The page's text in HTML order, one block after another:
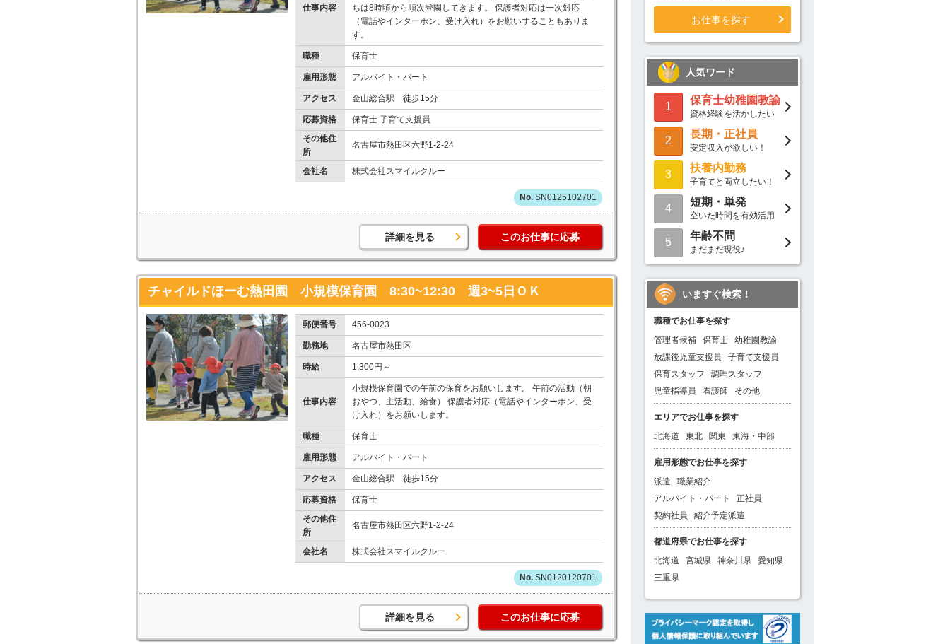
仕事内容
ちは8時頃から順次登園してきます。 保護者対応は一次対応
（電話やインターホン、受け入れ）をお願いすることもありま
す。
職種 保育士
雇用形態 アルバイト・パート
アクセス 金山総合駅 徒歩15分
応募資格
保育士 子育て支援員
その他住
所
名古屋市熱田区六野1-2-24
会社名 株式会社スマイルクルー
SN0125102701
詳細を見る このお仕事に応募
チャイルドほーむ熱田園 小規模保育園 8:30~12:30 週3~5日ＯＫ
郵便番号 456-0023
勤務地 名古屋市熱田区
時給 1,300円～
仕事内容
小規模保育園での午前の保育をお願いします。 午前の活動（朝
おやつ、主活動、給食） 保護者対応（電話やインターホン、受
け入れ）をお願いします。
職種 保育士
雇用形態 アルバイト・パート
アクセス 金山総合駅 徒歩15分
応募資格
保育士
その他住
所
名古屋市熱田区六野1-2-24
会社名 株式会社スマイルクルー
SN0120120701
詳細を見る このお仕事に応募
お仕事を探す
人気ワード
1
保育士幼稚園教諭
資格経験を活かしたい
2
長期・正社員
安定収入が欲しい！
3
扶養内勤務
子育てと両立したい！
4
短期・単発
空いた時間を有効活用
5
年齢不問
まだまだ現役♪
いますぐ検索！
職種でお仕事を探す
管理者候補
保育士
幼稚園教諭
放課後児童支援員
子育て支援員
保育スタッフ
調理スタッフ
児童指導員
看護師 その他
エリアでお仕事を探す
北海道
東北 関東 東海・中部
雇用形態でお仕事を探す
派遣
職業紹介
アルバイト・パート
正社員
契約社員
紹介予定派遣
都道府県でお仕事を探す
北海道
宮城県 神奈川県
愛知県
三重県